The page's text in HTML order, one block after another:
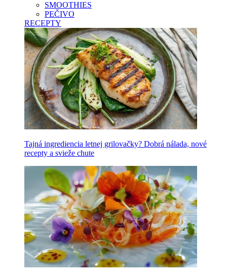
SMOOTHIES
PEČIVO
RECEPTY
Tajná ingrediencia letnej grilovačky? Dobrá nálada, nové
recepty a svieže chute